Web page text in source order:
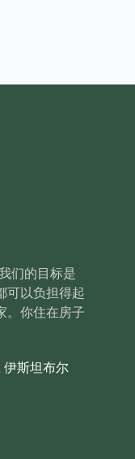
们的目标是
可以负担得起
。你住在房子
伊斯坦布尔